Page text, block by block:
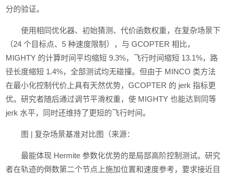
分的验证。
使用相同优化器、初始猜测、代价函数权重，在复杂场景下
（24 个目标点、5 种速度限制），与 GCOPTER 相比，
MIGHTY 的计算时间平均缩短 9.3%，飞行时间缩短 13.1%，路
径长度缩短 1.4%，全部测试均无碰撞。但由于 MINCO 类方法
在最小化控制代价上具有天然优势，GCOPTER 的 jerk 指标更
优。研究者随后通过调节平滑权重，使 MIGHTY 也能达到同等
jerk 水平，同时还维持了更短的飞行时间。
图 | 复杂场景基准对比图（来源：
最能体现 Hermite 参数化优势的是局部高阶控制测试。研究
者在轨迹的倒数第二个节点上施加位置和速度参考，要求接近目